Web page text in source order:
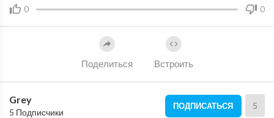
0 0
Поделиться Встроить
Grey
5 Подписчики
ПОДПИСАТЬСЯ 5